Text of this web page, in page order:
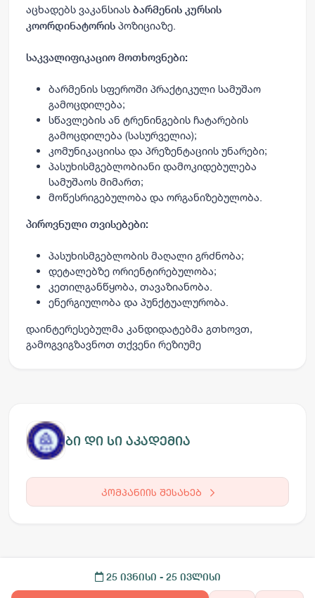
აცხადებს ვაკანსიას ბარმენის კურსის
კოორდინატორის პოზიციაზე.
საკვალიფიკაციო მოთხოვნები:
ბარმენის სფეროში პრაქტიკული სამუშაო
გამოცდილება;
სწავლების ან ტრენინგების ჩატარების
გამოცდილება (სასურველია);
კომუნიკაციისა და პრეზენტაციის უნარები;
პასუხისმგებლობიანი დამოკიდებულება
სამუშაოს მიმართ;
მოწესრიგებულობა და ორგანიზებულობა.
პიროვნული თვისებები:
პასუხისმგებლობის მაღალი გრძნობა;
დეტალებზე ორიენტირებულობა;
კეთილგანწყობა, თავაზიანობა.
ენერგიულობა და პუნქტუალურობა.
დაინტერესებულმა კანდიდატებმა გთხოვთ,
გამოგვიგზავნოთ თქვენი რეზიუმე
ბი დი სი აკადემია
კომპანიის შესახებ
25 ივნისი - 25 ივლისი